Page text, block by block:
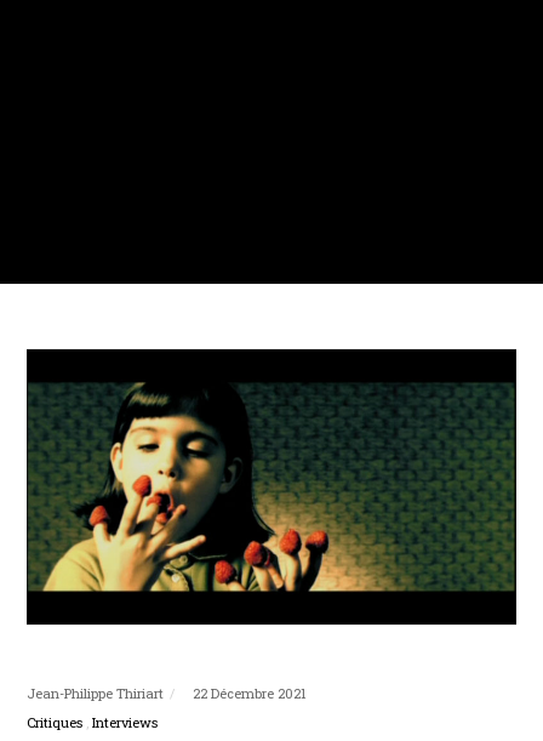
Jean-Philippe Thiriart
22 Décembre 2021
Critiques Interviews